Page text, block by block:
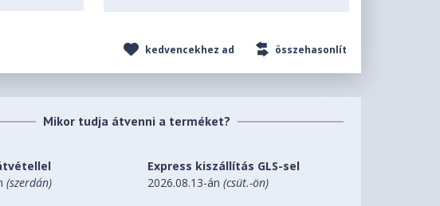
kedvencekhez ad összehasonlít
Mikor tudja átvenni a terméket?
(szerdán)
Express kiszállítás GLS-sel
2026.08.13-án (csüt.-ön)